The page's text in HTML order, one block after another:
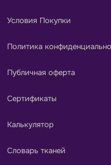
Условия Покупки
Политика
Публичная оферта
Сертификаты
Калькулятор
Словарь тканей